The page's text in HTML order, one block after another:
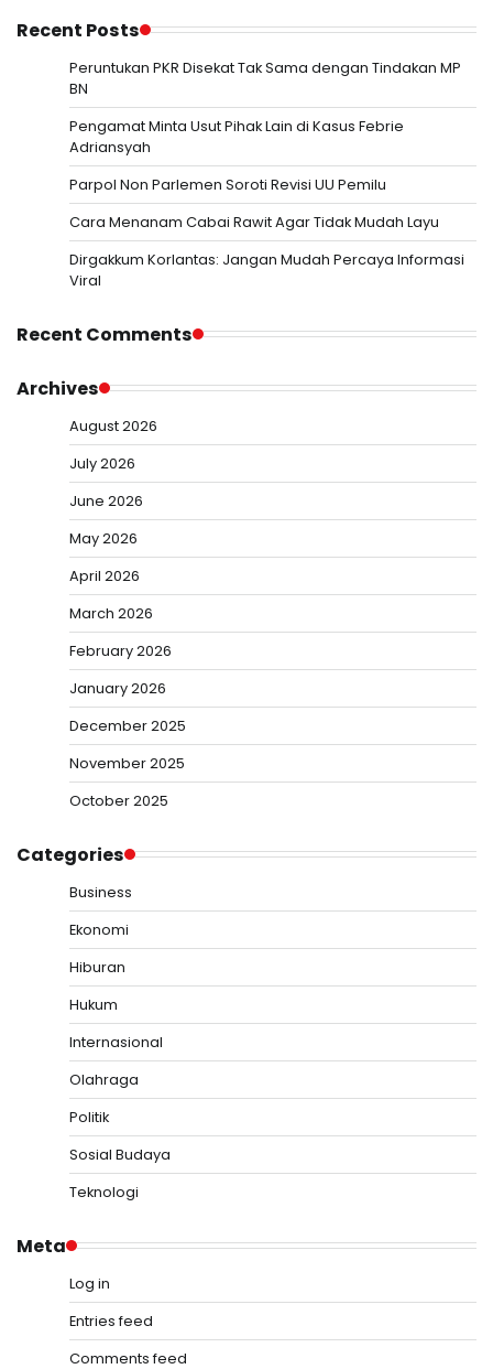
Recent Posts
Peruntukan PKR Disekat Tak Sama dengan Tindakan MP
BN
Pengamat Minta Usut Pihak Lain di Kasus Febrie
Adriansyah
Parpol Non Parlemen Soroti Revisi UU Pemilu
Cara Menanam Cabai Rawit Agar Tidak Mudah Layu
Dirgakkum Korlantas: Jangan Mudah Percaya Informasi
Viral
Recent Comments
Archives
August 2026
July 2026
June 2026
May 2026
April 2026
March 2026
February 2026
January 2026
December 2025
November 2025
October 2025
Categories
Business
Ekonomi
Hiburan
Hukum
Internasional
Olahraga
Politik
Sosial Budaya
Teknologi
Meta
Log in
Entries feed
Comments feed